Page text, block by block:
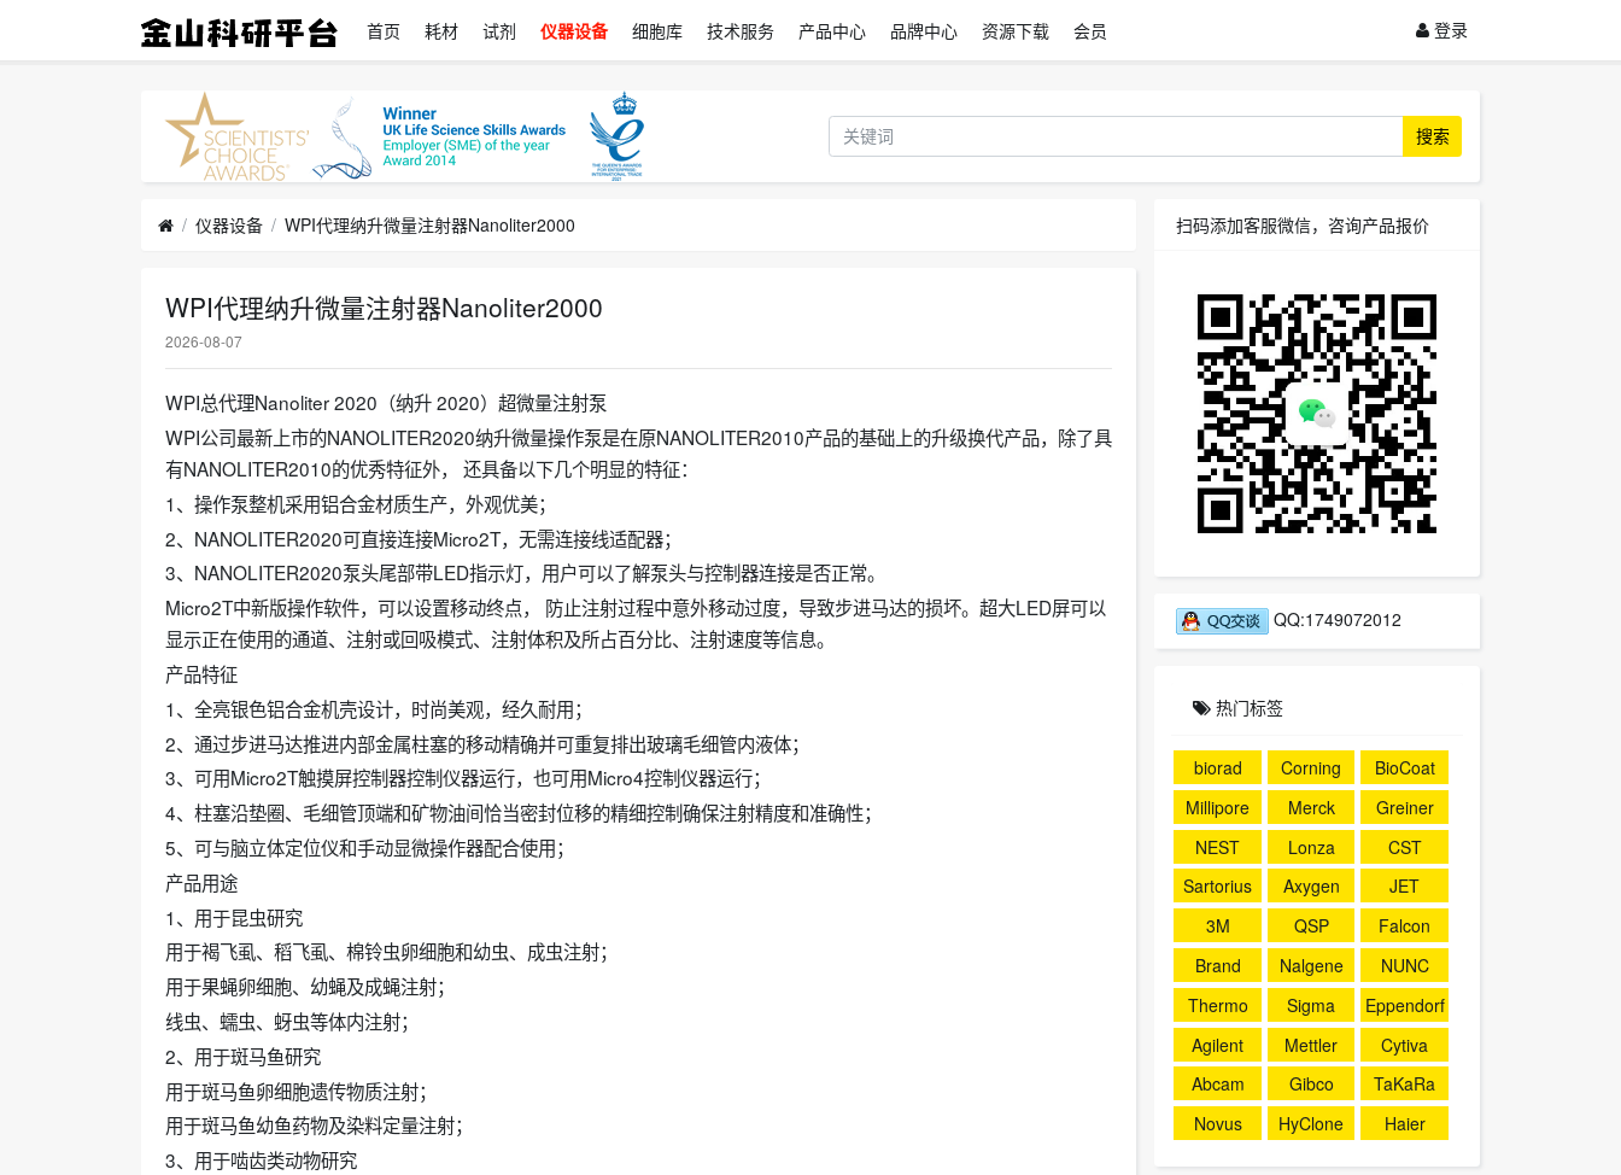
首页 耗材 试剂 仪器设备 细胞库 技术服务 产品中心 品牌中心 资源下载 会员 登录
搜索
仪器设备 WPI代理纳升微量注射器Nanoliter2000
WPI代理纳升微量注射器Nanoliter2000
2026-08-07
WPI总代理Nanoliter 2020（纳升 2020）超微量注射泵
WPI公司最新上市的NANOLITER2020纳升微量操作泵是在原NANOLITER2010产品的基础上的升级换代产品，除了具
有NANOLITER2010的优秀特征外， 还具备以下几个明显的特征：
1、操作泵整机采用铝合金材质生产，外观优美；
2、NANOLITER2020可直接连接Micro2T，无需连接线适配器；
3、NANOLITER2020泵头尾部带LED指示灯，用户可以了解泵头与控制器连接是否正常。
Micro2T中新版操作软件，可以设置移动终点， 防止注射过程中意外移动过度，导致步进马达的损坏。超大LED屏可以
显示正在使用的通道、注射或回吸模式、注射体积及所占百分比、注射速度等信息。
产品特征
1、全亮银色铝合金机壳设计，时尚美观，经久耐用；
2、通过步进马达推进内部金属柱塞的移动精确并可重复排出玻璃毛细管内液体；
3、可用Micro2T触摸屏控制器控制仪器运行，也可用Micro4控制仪器运行；
4、柱塞沿垫圈、毛细管顶端和矿物油间恰当密封位移的精细控制确保注射精度和准确性；
5、可与脑立体定位仪和手动显微操作器配合使用；
产品用途
1、用于昆虫研究
用于褐飞虱、稻飞虱、棉铃虫卵细胞和幼虫、成虫注射；
用于果蝇卵细胞、幼蝇及成蝇注射；
线虫、蠕虫、蚜虫等体内注射；
2、用于斑马鱼研究
用于斑马鱼卵细胞遗传物质注射；
用于斑马鱼幼鱼药物及染料定量注射；
3、用于啮齿类动物研究
扫码添加客服微信，咨询产品报价
QQ:1749072012
热门标签
biorad Corning
BioCoat
Millipore
Merck
Greiner
NEST
Lonza
CST
Sartorius
Axygen
JET
3M
QSP
Falcon
Brand
Nalgene
NUNC
Thermo
Sigma
Eppendorf
Agilent
Mettler
Cytiva
Abcam
Gibco
TaKaRa
Novus
HyClone Haier